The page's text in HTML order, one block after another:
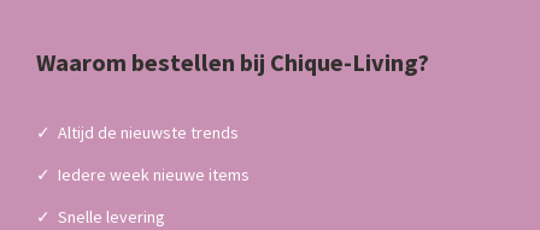
Waarom bestellen bij Chique-Living?
✓ Altijd de nieuwste trends
✓ Iedere week nieuwe items
✓ Snelle levering